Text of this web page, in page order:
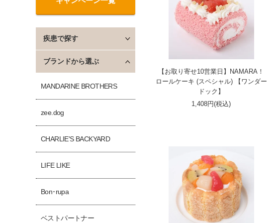
【お取り寄せ10営業日】NAMARA！
ロールケーキ (スペシャル) 【ワンダー
ドック】
1,408円(税込)
疾患で探す
ブランドから選ぶ
MANDARINE BROTHERS
zee.dog
CHARLIE'S BACKYARD
LIFE LIKE
Bon･rupa
ベストパートナー